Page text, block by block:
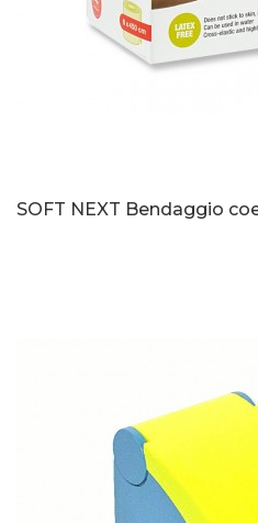
SOFT NEXT Bendaggio